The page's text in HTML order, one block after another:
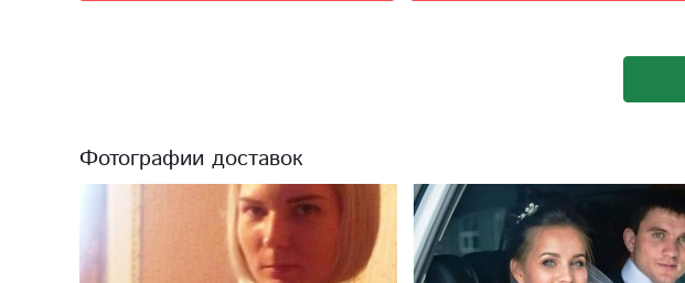
Фотографии доставок